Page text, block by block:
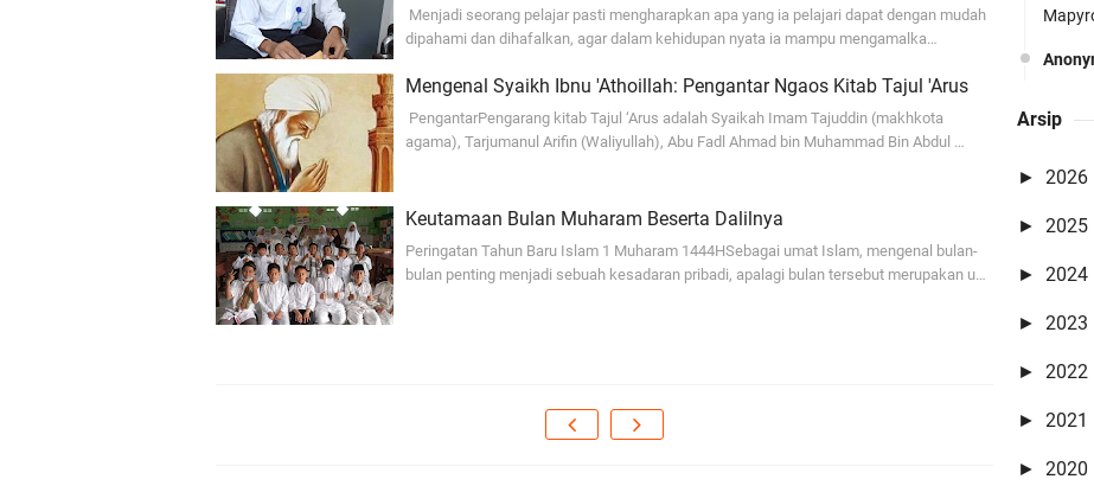
Menjadi seorang pelajar pasti mengharapkan apa yang ia pelajari dapat dengan mudah
dipahami dan dihafalkan, agar dalam kehidupan nyata ia mampu mengamalka…
Mengenal Syaikh Ibnu 'Athoillah: Pengantar Ngaos Kitab Tajul 'Arus
PengantarPengarang kitab Tajul ‘Arus adalah Syaikah Imam Tajuddin (makhkota
agama), Tarjumanul Arifin (Waliyullah), Abu Fadl Ahmad bin Muhammad Bin Abdul …
Keutamaan Bulan Muharam Beserta Dalilnya
Peringatan Tahun Baru Islam 1 Muharam 1444HSebagai umat Islam, mengenal bulan-
bulan penting menjadi sebuah kesadaran pribadi, apalagi bulan tersebut merupakan u…
Best
bagi
Arsip
►2026
►2025
►2024
►2023
►2022
►2021
►2020